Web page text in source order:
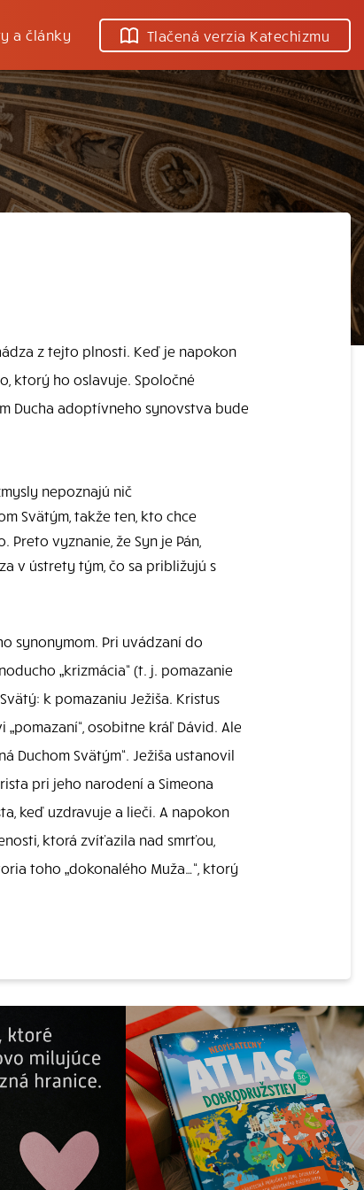
a články Tlačená verzia Katechizmu
z tejto plnosti. Keď je napokon
ktorý ho oslavuje. Spoločné
Ducha adoptívneho synovstva bude
nepoznajú nič
Svätým, takže ten, kto chce
vyznanie, že Syn je Pán,
v ústrety tým, čo sa približujú s
synonymom. Pri uvádzaní do
„krizmácia“ (t. j. pomazanie
k pomazaniu Ježiša. Kristus
„pomazaní“, osobitne kráľ Dávid. Ale
Duchom Svätým“. Ježiša ustanovil
pri jeho narodení a Simeona
keď uzdravuje a lieči. A napokon
ktorá zvíťazila nad smrťou,
toho „dokonalého Muža…“, ktorý